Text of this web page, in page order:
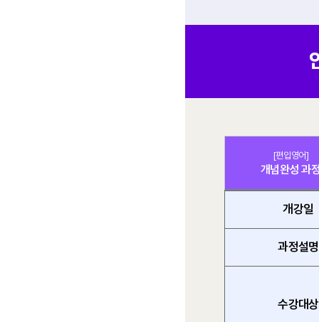
[편입영어]
개념완성 과
개강일
과정설명
수강대상